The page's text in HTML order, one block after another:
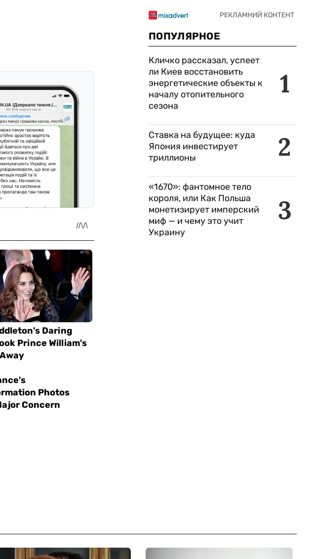
ПОПУЛЯРНОЕ
1
Кличко рассказал, успеет
ли Киев восстановить
энергетические объекты к
началу отопительного
сезона
2
Ставка на будущее: куда
Япония инвестирует
триллионы
3
«1670»: фантомное тело
короля, или Как Польша
монетизирует имперский
миф — и чему это учит
Украину